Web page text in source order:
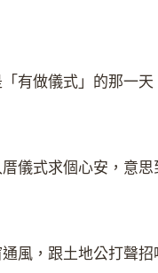
有做儀式」的那一
儀式求個心安，意思
風，跟土地公打聲